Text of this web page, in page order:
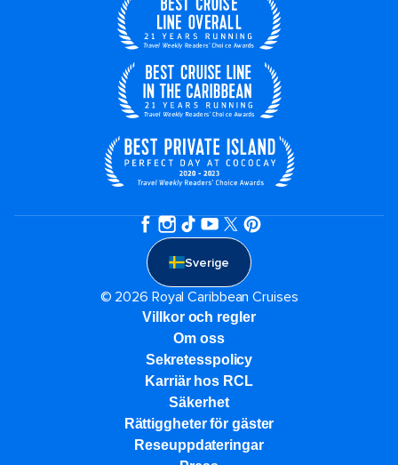
Sverige
© 2026 Royal Caribbean Cruises
Villkor och regler
Om oss
Sekretesspolicy
Karriär hos RCL
Säkerhet
Rättiggheter för gäster
Reseuppdateringar​